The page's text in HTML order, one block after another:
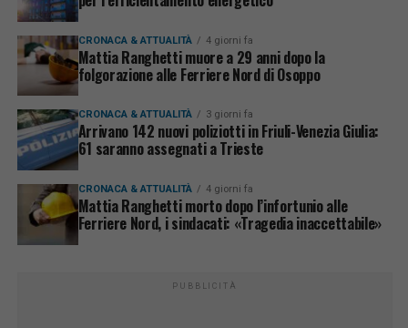
CRONACA & ATTUALITÀ 4 giorni fa
Mattia Ranghetti muore a 29 anni dopo la
folgorazione alle Ferriere Nord di Osoppo
CRONACA & ATTUALITÀ 3 giorni fa
Arrivano 142 nuovi poliziotti in Friuli-Venezia Giulia:
61 saranno assegnati a Trieste
CRONACA & ATTUALITÀ 4 giorni fa
Mattia Ranghetti morto dopo l’infortunio alle
Ferriere Nord, i sindacati: «Tragedia inaccettabile»
PUBBLICITÀ